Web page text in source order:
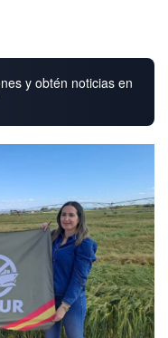
y obtén noticias en